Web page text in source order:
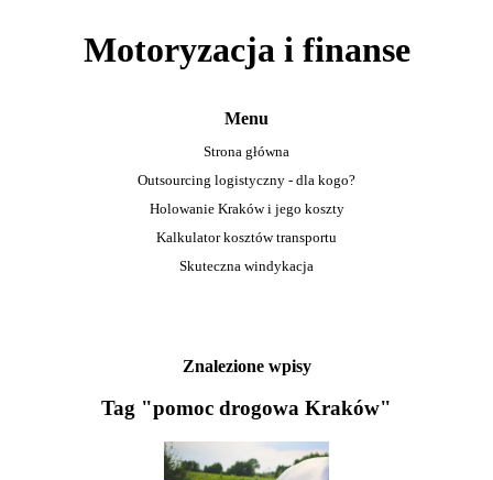
Motoryzacja i finanse
Menu
Strona główna
Outsourcing logistyczny - dla kogo?
Holowanie Kraków i jego koszty
Kalkulator kosztów transportu
Skuteczna windykacja
Znalezione wpisy
Tag "pomoc drogowa Kraków"